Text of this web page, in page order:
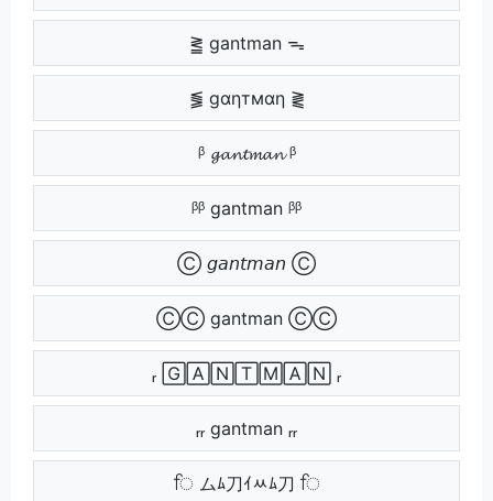
⪒ gantman ᯓ
⪓ gαηтмαη ⪔
ᵝ 𝓰𝓪𝓷𝓽𝓶𝓪𝓷 ᵝ
ᵝᵝ gantman ᵝᵝ
Ⓒ 𝘨𝘢𝘯𝘵𝘮𝘢𝘯 Ⓒ
ⒸⒸ gantman ⒸⒸ
ᵣ 🄶🄰🄽🅃🄼🄰🄽 ᵣ
ᵣᵣ gantman ᵣᵣ
ਿ ムﾑ刀ｲﾶﾑ刀 ਿ